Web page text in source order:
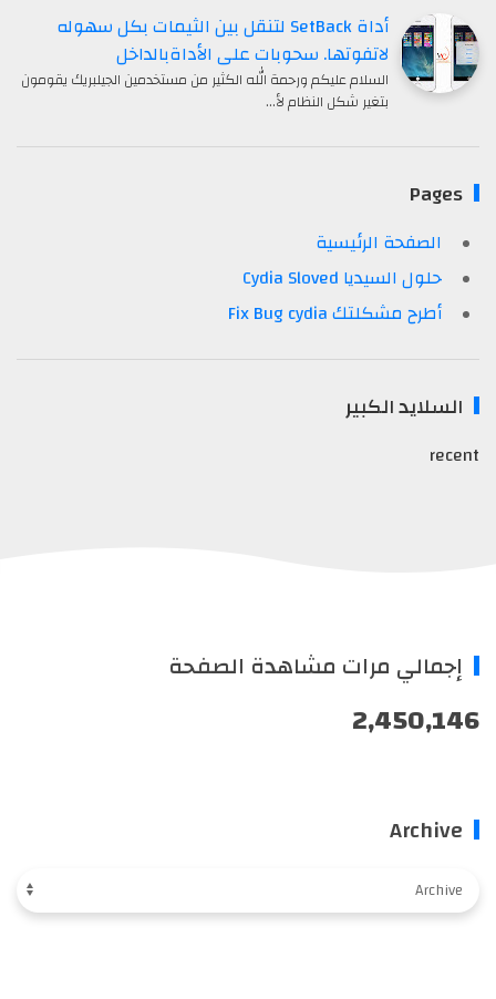
أداة SetBack لتنقل بين الثيمات بكل سهوله
لاتفوتها. سحوبات على الأداةبالداخل
السلام عليكم ورحمة الله الكثير من مستخدمين الجيلبريك يقومون
بتغير شكل النظام لأ…
Pages
الصفحة الرئيسية
حلول السيديا Cydia Sloved
أطرح مشكلتك Fix Bug cydia
السلايد الكبير
recent
إجمالي مرات مشاهدة الصفحة
2,450,146
Archive